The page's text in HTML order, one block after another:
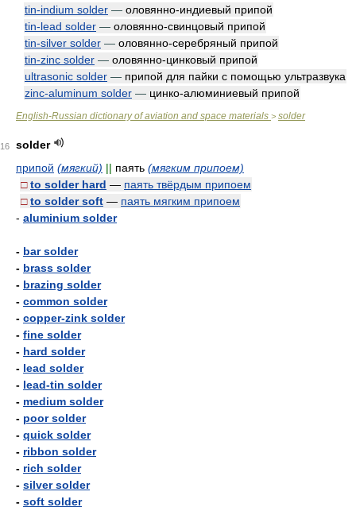
tin-indium solder — оловянно-индиевый припой
tin-lead solder — оловянно-свинцовый припой
tin-silver solder — оловянно-серебряный припой
tin-zinc solder — оловянно-цинковый припой
ultrasonic solder — припой для пайки с помощью ультразвука
zinc-aluminum solder — цинко-алюминиевый припой
English-Russian dictionary of aviation and space materials > solder
16
solder
припой (мягкий) || паять (мягким припоем)
□ to solder hard — паять твёрдым припоем
□ to solder soft — паять мягким припоем
- aluminium solder
- bar solder
- brass solder
- brazing solder
- common solder
- copper-zink solder
- fine solder
- hard solder
- lead solder
- lead-tin solder
- medium solder
- poor solder
- quick solder
- ribbon solder
- rich solder
- silver solder
- soft solder